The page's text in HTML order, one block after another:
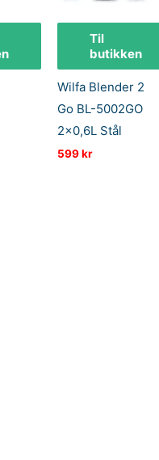
Til
butikken
Wilfa Blender 2
Go BL-5002GO
2×0,6L Stål
599kr